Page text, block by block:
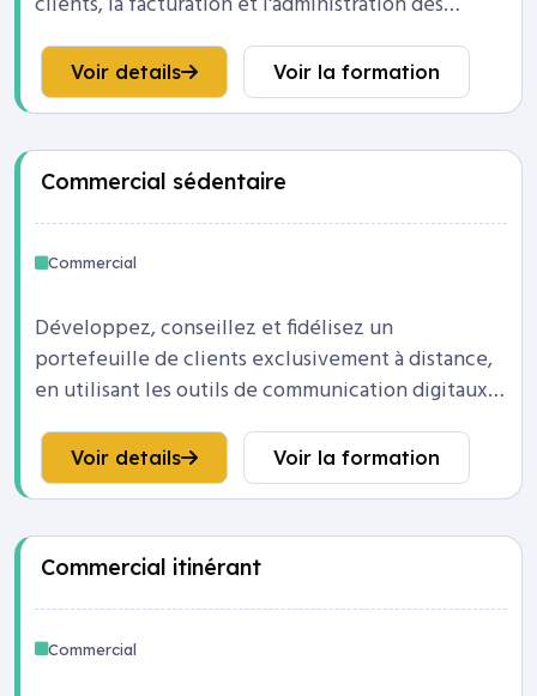
Voir details Voir la formation
Commercial sédentaire
Commercial
Développez, conseillez et fidélisez un
portefeuille de clients exclusivement à distance,
en utilisant les outils de communication digitaux
et téléphoniques avec efficacité.
Voir details Voir la formation
Commercial itinérant
Commercial